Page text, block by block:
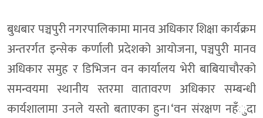
बुधबार पञ्चपुरी नगरपालिकामा मानव अधिकार शिक्षा कार्यक्रम
अन्तरर्गत इन्सेक कर्णाली प्रदेशको आयोजना, पञ्चपुरी मानव
अधिकार समुह र डिभिजन वन कार्यालय भेरी बाबियाचौरको
समन्वयमा स्थानीय स्तरमा वातावरण अधिकार सम्बन्धी
कार्यशालामा उनले यस्तो बताएका हुन।‘वन संरक्षण नहँुदा